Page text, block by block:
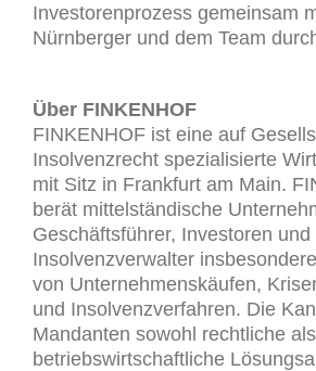
Investorenprozess gemeinsam
Nürnberger und dem Team
Über FINKENHOF
FINKENHOF ist eine auf
Insolvenzrecht spezialisierte
mit Sitz in Frankfurt am Main.
berät mittelständische
Geschäftsführer, Investoren und
Insolvenzverwalter
von Unternehmenskäufen,
und Insolvenzverfahren. Die
Mandanten sowohl rechtliche
betriebswirtschaftliche